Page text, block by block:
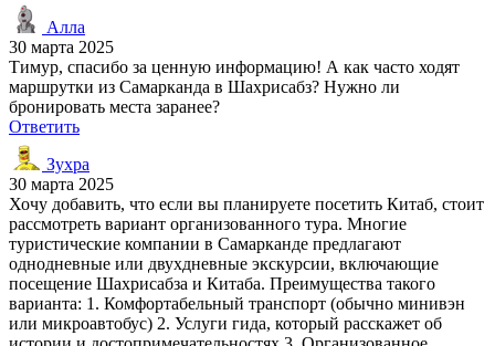
Алла
30 марта 2025
Тимур, спасибо за ценную информацию! А как часто ходят
маршрутки из Самарканда в Шахрисабз? Нужно ли
бронировать места заранее?
Ответить
Зухра
30 марта 2025
Хочу добавить, что если вы планируете посетить Китаб, стоит
рассмотреть вариант организованного тура. Многие
туристические компании в Самарканде предлагают
однодневные или двухдневные экскурсии, включающие
посещение Шахрисабза и Китаба. Преимущества такого
варианта: 1. Комфортабельный транспорт (обычно минивэн
или микроавтобус) 2. Услуги гида, который расскажет об